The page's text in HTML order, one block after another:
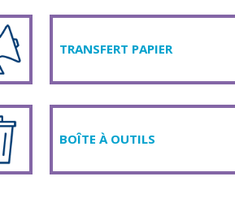
TRANSFERT PAPIER
BOÎTE À OUTILS